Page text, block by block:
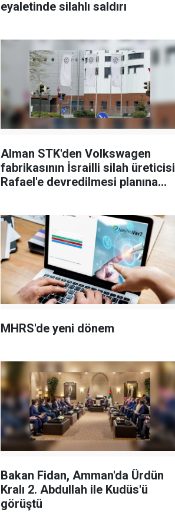
eyaletinde silahlı saldırı
Alman STK'den Volkswagen
fabrikasının İsrailli silah üreticisi
Rafael'e devredilmesi planına
MHRS'de yeni dönem
Bakan Fidan, Amman'da Ürdün
Kralı 2. Abdullah ile Kudüs'ü
görüştü